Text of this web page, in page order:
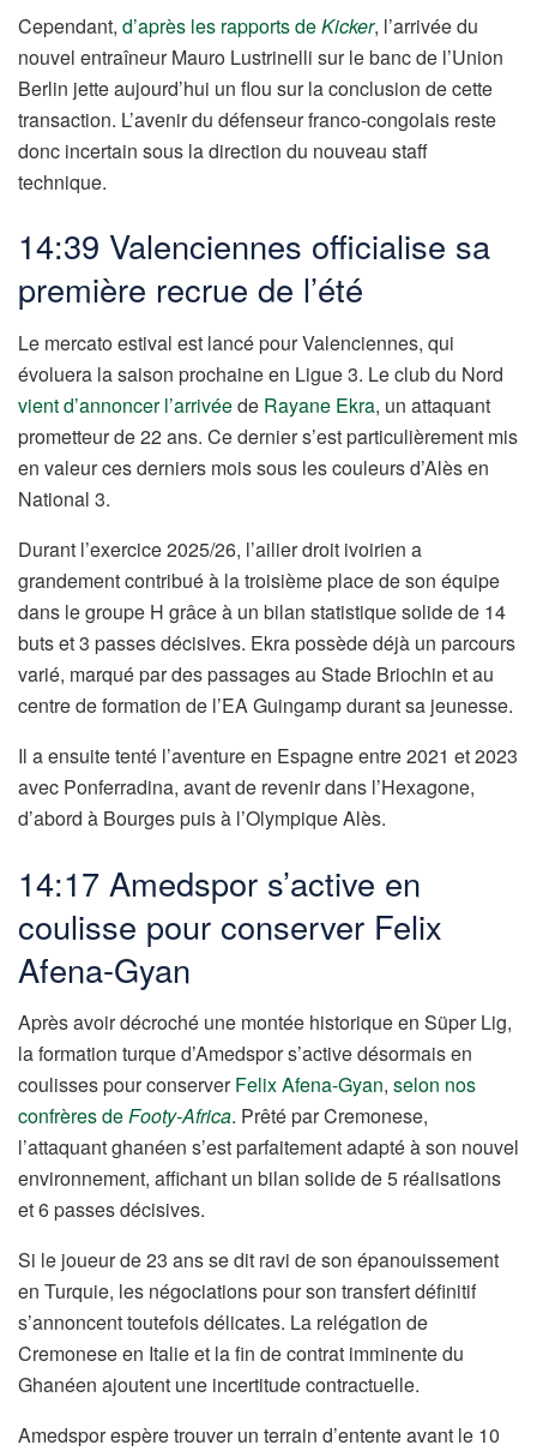
Cependant, d’après les rapports deKicker, l’arrivée du
nouvel entraîneur Mauro Lustrinelli sur le banc de l’Union
Berlin jette aujourd’hui un flou sur la conclusion de cette
transaction. L’avenir du défenseur franco-congolais reste
donc incertain sous la direction du nouveau staff
technique.
14:39 Valenciennes officialise sa
première recrue de l’été
Le mercato estival est lancé pour Valenciennes, qui
évoluera la saison prochaine en Ligue 3. Le club du Nord
vient d’annoncer l’arrivéede Rayane Ekra, un attaquant
prometteur de 22 ans. Ce dernier s’est particulièrement mis
en valeur ces derniers mois sous les couleurs d’Alès en
National 3.
Durant l’exercice 2025/26, l’ailier droit ivoirien a
grandement contribué à la troisième place de son équipe
dans le groupe H grâce à un bilan statistique solide de 14
buts et 3 passes décisives. Ekra possède déjà un parcours
varié, marqué par des passages au Stade Briochin et au
centre de formation de l’EA Guingamp durant sa jeunesse.
Il a ensuite tenté l’aventure en Espagne entre 2021 et 2023
avec Ponferradina, avant de revenir dans l’Hexagone,
d’abord à Bourges puis à l’Olympique Alès.
14:17 Amedspor s’active en
coulisse pour conserver Felix
Afena-Gyan
Après avoir décroché une montée historique en Süper Lig,
la formation turque d’Amedspor s’active désormais en
coulisses pour conserverFelix Afena-Gyan, selon nos
confrères deFooty-Africa. Prêté par Cremonese,
l’attaquant ghanéen s’est parfaitement adapté à son nouvel
environnement, affichant un bilan solide de 5 réalisations
et 6 passes décisives.
Si le joueur de 23 ans se dit ravi de son épanouissement
en Turquie, les négociations pour son transfert définitif
s’annoncent toutefois délicates. La relégation de
Cremonese en Italie et la fin de contrat imminente du
Ghanéen ajoutent une incertitude contractuelle.
Amedspor espère trouver un terrain d’entente avant le 10